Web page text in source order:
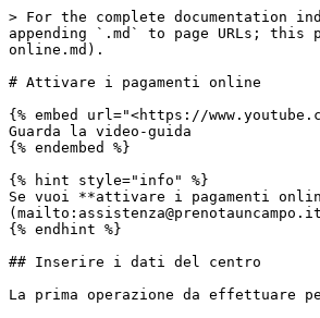
> For the complete documentation
appending `.md` to page URLs;
online.md).
# Attivare i pagamenti online
{% embed url="<https://
Guarda la video-guida
{% endembed %}
{% hint style="info" %}
Se vuoi **attivare i pagamenti
{% endhint %}
## Inserire i dati del centro
La prima operazione da